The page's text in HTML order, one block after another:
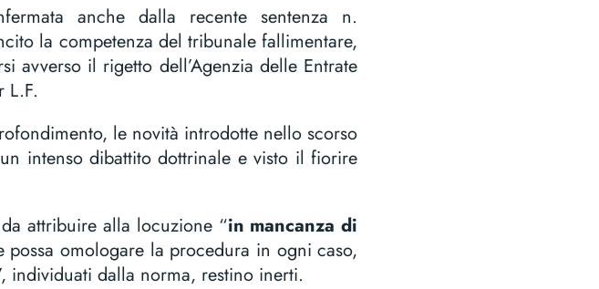
anche dalla recente sentenza n.
la competenza del tribunale fallimentare,
il rigetto dell’Agenzia delle Entrate
L.F.
le novità introdotte nello scorso
intenso dibattito dottrinale e visto il fiorire
attribuire alla locuzione “in mancanza di
possa omologare la procedura in ogni caso,
individuati dalla norma, restino inerti.